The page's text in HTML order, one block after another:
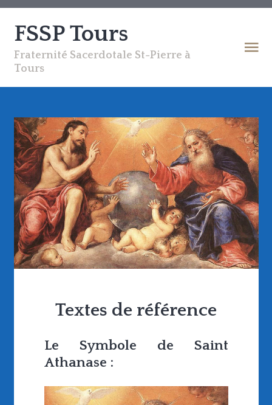
FSSP Tours
Fraternité Sacerdotale St-Pierre à
Tours
Textes de référence
Le Symbole de Saint
Athanase :